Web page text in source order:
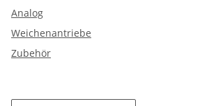
Analog
Weichenantriebe
Zubehör